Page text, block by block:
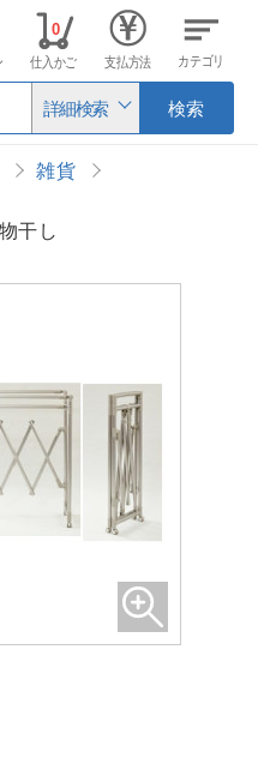
詳細検索 検索
仕入かご
0
支払方法 カテゴリ
雑貨
干し